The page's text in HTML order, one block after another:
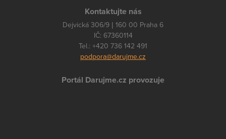
Kontaktujte nás
Dejvická 306/9 | 160 00 Praha 6
IČ: 67360114
Tel.: +420 736 142 491
podpora@darujme.cz
Portál Darujme.cz provozuje